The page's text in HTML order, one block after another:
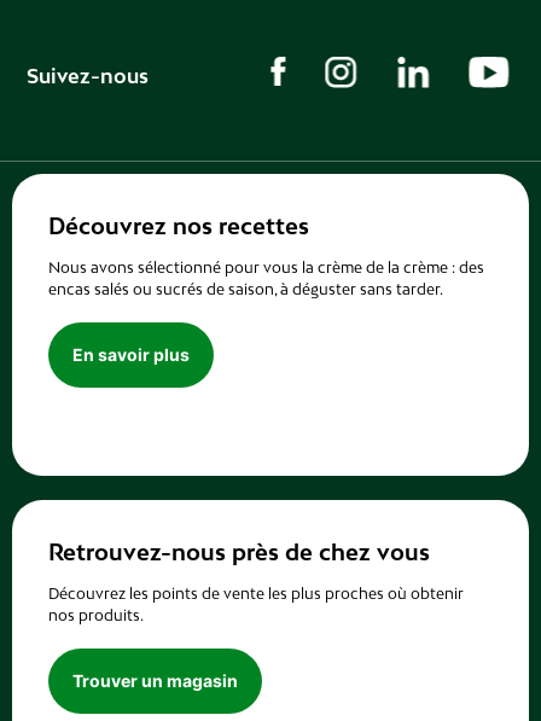
Suivez-nous
Découvrez nos recettes
Nous avons sélectionné pour vous la crème de la crème : des
encas salés ou sucrés de saison, à déguster sans tarder.
En savoir plus
Retrouvez-nous près de chez vous
Découvrez les points de vente les plus proches où obtenir
nos produits.
Trouver un magasin